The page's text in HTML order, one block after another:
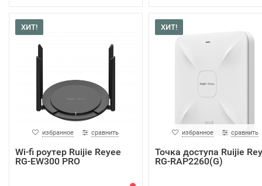
ХИТ!
избранное сравнить
Wi-fi роутер Ruijie Reyee
RG-EW300 PRO
ХИТ!
избранное сравнить
Точка доступа Ruijie
RG-RAP2260(G)